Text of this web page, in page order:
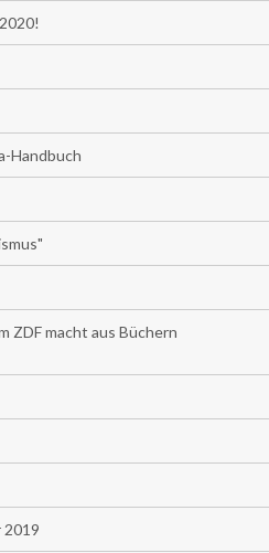
Handbuch
ZDF macht aus Büchern
2019